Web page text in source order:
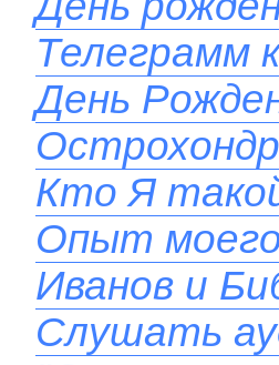
Телеграмм
День
Кто Я
Опыт
Иванов и
Слушать